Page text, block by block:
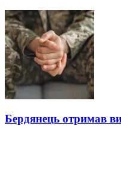
Бердянець отримав